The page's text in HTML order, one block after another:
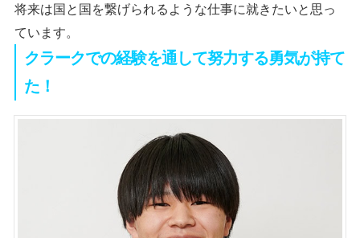
将来は国と国を繋げられるような仕事に就きたいと思っ
ています。
クラークでの経験を通して努力する勇気が持て
た！